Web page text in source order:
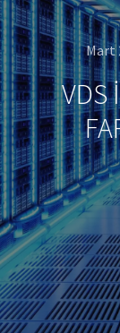
Mart
VDS